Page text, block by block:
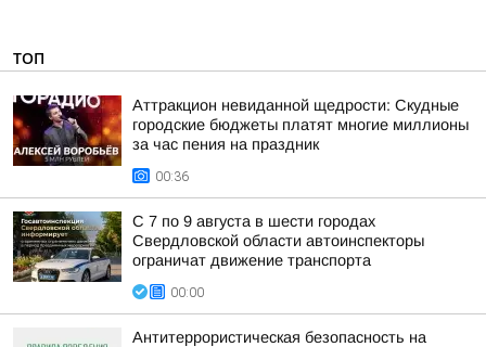
ТОП
Аттракцион невиданной щедрости: Скудные
городские бюджеты платят многие миллионы
за час пения на праздник
00:36
С 7 по 9 августа в шести городах
Свердловской области автоинспекторы
ограничат движение транспорта
00:00
Антитеррористическая безопасность на